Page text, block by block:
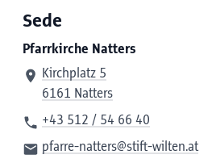
Sede
Pfarrkirche Natters
Kirchplatz 5
6161 Natters
+43 512 / 54 66 40
pfarre-natters@stift-wilten.at